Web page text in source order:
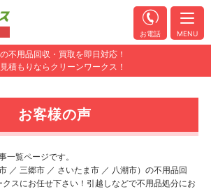
不用品回収・買取を即日対応！
積もりならクリーンワークス！
お電話 MENU
お客様の声
一覧ページです。
／ 三郷市 ／ さいたま市 ／ 八潮市）の不用品回
スにお任せ下さい！引越しなどで不用品処分にお